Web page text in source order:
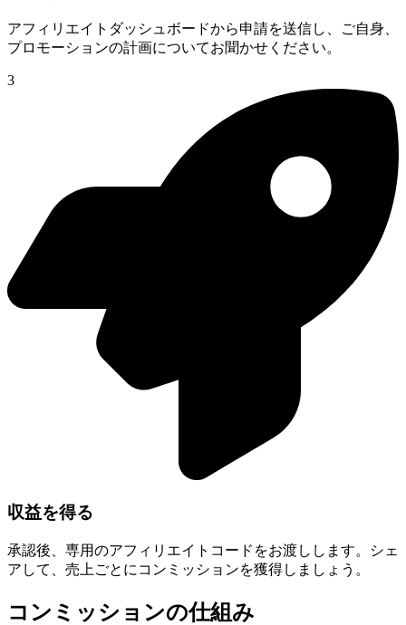
アフィリエイトダッシュボードから申請を送信し、ご自身、
プロモーションの計画についてお聞かせください。
3
収益を得る
承認後、専用のアフィリエイトコードをお渡しします。シェ
アして、売上ごとにコンミッションを獲得しましょう。
コンミッションの仕組み